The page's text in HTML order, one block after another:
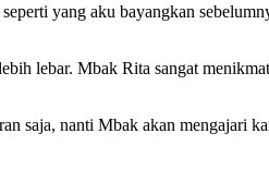
yang aku bayangkan
lebar. Mbak Rita sangat
saja, nanti Mbak akan mengajari